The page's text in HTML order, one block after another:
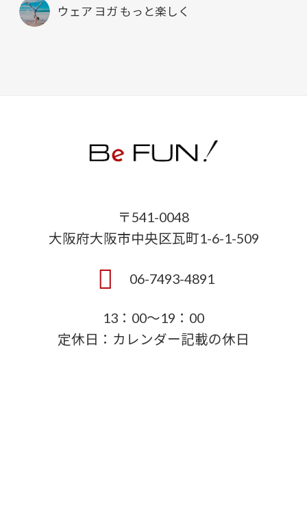
ウェア ヨガ もっと楽しく
〒541-0048
大阪府大阪市中央区瓦町1-6-1-509
06-7493-4891
13：00～19：00
定休日：カレンダー記載の休日